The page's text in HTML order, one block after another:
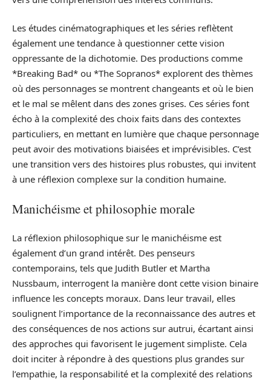
Les études cinématographiques et les séries reflètent
également une tendance à questionner cette vision
oppressante de la dichotomie. Des productions comme
*Breaking Bad* ou *The Sopranos* explorent des thèmes
où des personnages se montrent changeants et où le bien
et le mal se mêlent dans des zones grises. Ces séries font
écho à la complexité des choix faits dans des contextes
particuliers, en mettant en lumière que chaque personnage
peut avoir des motivations biaisées et imprévisibles. C’est
une transition vers des histoires plus robustes, qui invitent
à une réflexion complexe sur la condition humaine.
Manichéisme et philosophie morale
La réflexion philosophique sur le manichéisme est
également d’un grand intérêt. Des penseurs
contemporains, tels que Judith Butler et Martha
Nussbaum, interrogent la manière dont cette vision binaire
influence les concepts moraux. Dans leur travail, elles
soulignent l’importance de la reconnaissance des autres et
des conséquences de nos actions sur autrui, écartant ainsi
des approches qui favorisent le jugement simpliste. Cela
doit inciter à répondre à des questions plus grandes sur
l’empathie, la responsabilité et la complexité des relations